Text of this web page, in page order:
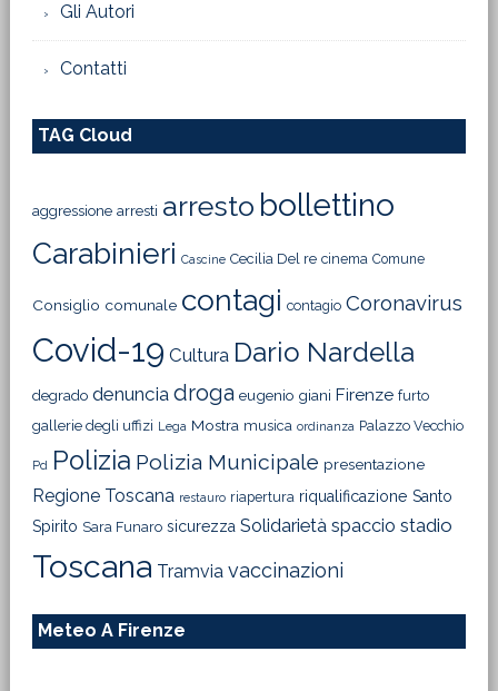
Gli Autori
Contatti
TAG Cloud
aggressione arresti arresto bollettino
Carabinieri Cascine Cecilia Del re cinema Comune
Consiglio comunale contagi contagio Coronavirus
Covid-19 Cultura Dario Nardella
degrado denuncia droga eugenio giani Firenze furto
gallerie degli uffizi Lega Mostra musica ordinanza Palazzo Vecchio
Pd Polizia Polizia Municipale presentazione
Regione Toscana restauro riapertura riqualificazione Santo
Spirito Sara Funaro sicurezza Solidarietà spaccio stadio
Toscana Tramvia vaccinazioni
Meteo A Firenze